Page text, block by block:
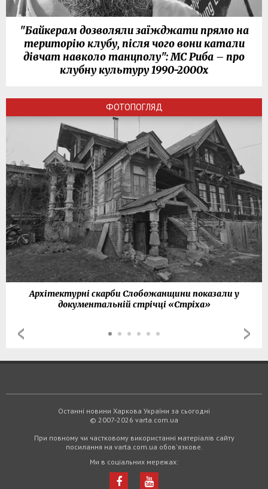
"Байкерам дозволяли заїжджати прямо на
територію клубу, після чого вони катали
дівчат навколо танцполу": МС Риба – про
клубну культуру 1990-2000х
ФОТОПОГЛЯД
Архітектурні скарби Слобожанщини показали у
документальній стрічці «Стріха»
Останні новини Харкова України за сьогодні
© 2007-2026 varta.com.ua
При повному чи частковому використанні матеріалів сайту
посилання на varta.com.ua обов'язкове.
Ми в соціальних мережах: